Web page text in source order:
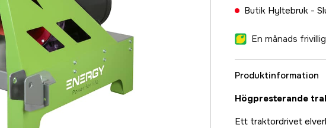
Butik Hyltebruk -
En månads
Produktinformation
Högpresterande
Ett traktordrivet